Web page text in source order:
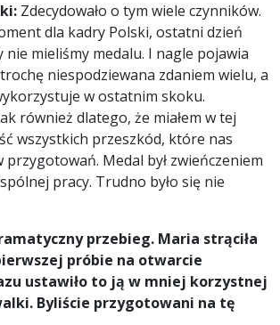
Zdecydowało o tym wiele czynników.
dla kadry Polski, ostatni dzień
nie mieliśmy medalu. I nagle pojawia
niespodziewana zdaniem wielu, a
w ostatnim skoku.
również dlatego, że miałem w tej
wszystkich przeszkód, które nas
przygotowań. Medal był zwieńczeniem
pracy. Trudno było się nie
przebieg. Maria strąciła
próbie na otwarcie
ustawiło to ją w mniej korzystnej
Byliście przygotowani na tę